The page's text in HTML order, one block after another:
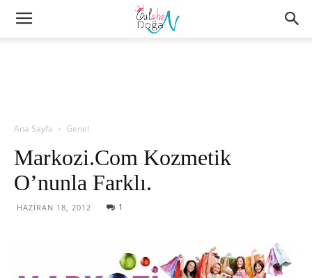
Ana Sayfa Genel
Markozi.Com Kozmetik
O’nunla Farklı.
HAZIRAN 18, 2012 1